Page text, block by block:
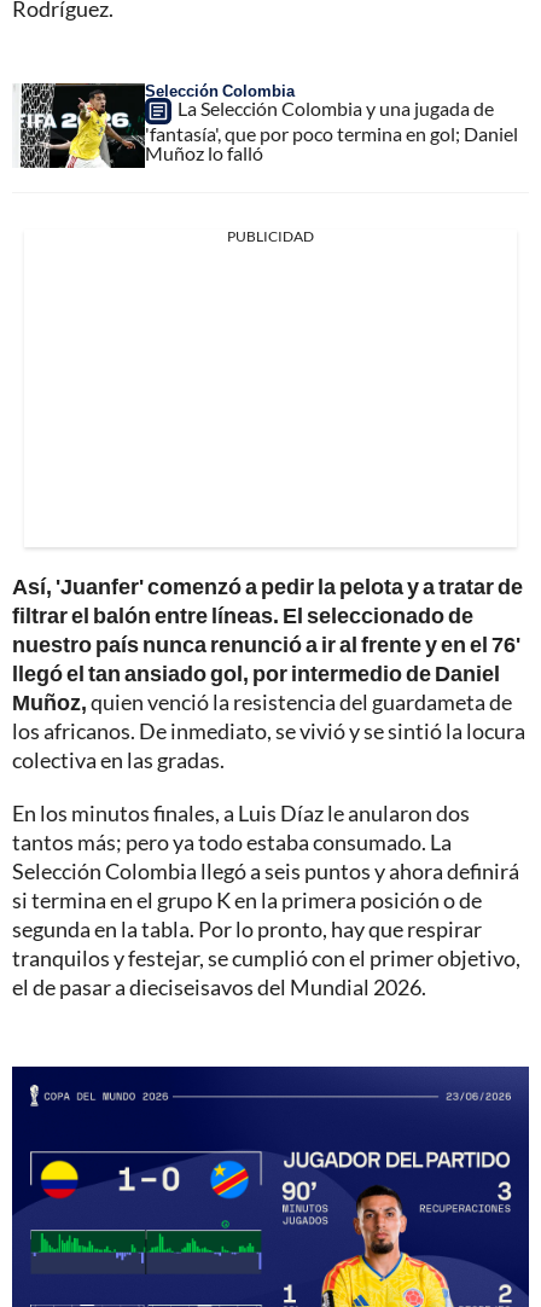
Rodríguez.
Selección Colombia
La Selección Colombia y una jugada de
'fantasía', que por poco termina en gol; Daniel
Muñoz lo falló
PUBLICIDAD
Así, 'Juanfer' comenzó a pedir la pelota y a tratar de
filtrar el balón entre líneas. El seleccionado de
nuestro país nunca renunció a ir al frente y en el 76'
llegó el tan ansiado gol, por intermedio de Daniel
Muñoz,quien venció la resistencia del guardameta de
los africanos. De inmediato, se vivió y se sintió la locura
colectiva en las gradas.
En los minutos finales, a Luis Díaz le anularon dos
tantos más; pero ya todo estaba consumado. La
Selección Colombia llegó a seis puntos y ahora definirá
si termina en el grupo K en la primera posición o de
segunda en la tabla. Por lo pronto, hay que respirar
tranquilos y festejar, se cumplió con el primer objetivo,
el de pasar a dieciseisavos del Mundial 2026.